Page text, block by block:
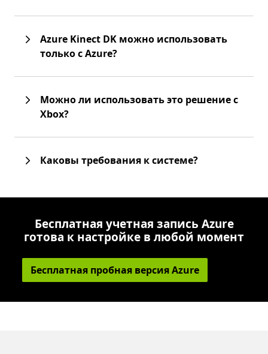
Azure Kinect DK можно использовать
только с Azure?
Можно ли использовать это решение с
Xbox?
Каковы требования к системе?
Бесплатная учетная запись Azure
готова к настройке в любой момент
Бесплатная пробная версия Azure